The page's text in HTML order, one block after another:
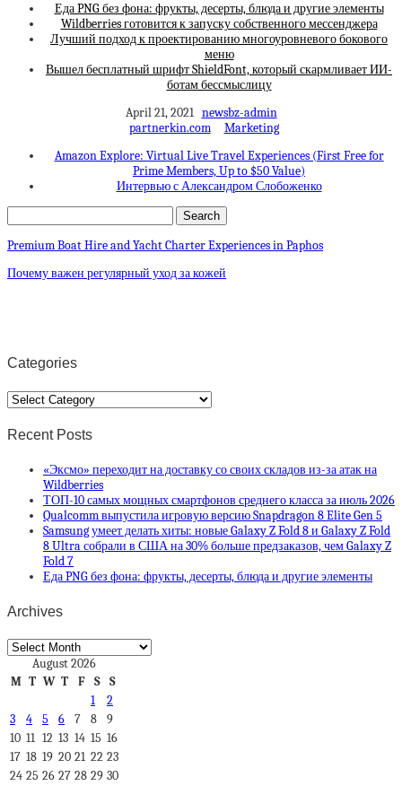
Еда PNG без фона: фрукты, десерты, блюда и другие элементы
Wildberries готовится к запуску собственного мессенджера
Лучший подход к проектированию многоуровневого бокового
меню
Вышел бесплатный шрифт ShieldFont, который скармливает ИИ-
ботам бессмыслицу
April 21, 2021 newsbz-admin
partnerkin.com
Marketing
Amazon Explore: Virtual Live Travel Experiences (First Free for
Prime Members, Up to $50 Value)
Интервью с Александром Слобоженко
Premium Boat Hire and Yacht Charter Experiences in Paphos
Почему важен регулярный уход за кожей
Categories
Categories
Recent Posts
«Эксмо» переходит на доставку со своих складов из-за атак на
Wildberries
ТОП-10 самых мощных смартфонов среднего класса за июль 2026
Qualcomm выпустила игровую версию Snapdragon 8 Elite Gen 5
Samsung умеет делать хиты: новые Galaxy Z Fold 8 и Galaxy Z Fold
8 Ultra собрали в США на 30% больше предзаказов, чем Galaxy Z
Fold 7
Еда PNG без фона: фрукты, десерты, блюда и другие элементы
Archives
Archives
August 2026
M T W T F S
S
1
2
3
4 5 6 7 8
9
10 11 12 13 14 15 16
17 18 19 20 21 22 23
24 25 26 27 28 29 30